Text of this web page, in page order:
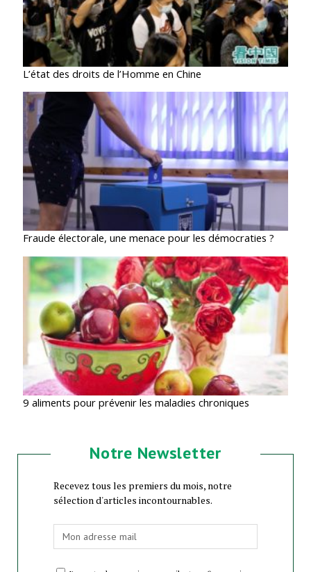
L’état des droits de l’Homme en Chine
Fraude électorale, une menace pour les démocraties ?
9 aliments pour prévenir les maladies chroniques
Notre Newsletter
Recevez tous les premiers du mois, notre
sélection d'articles incontournables.